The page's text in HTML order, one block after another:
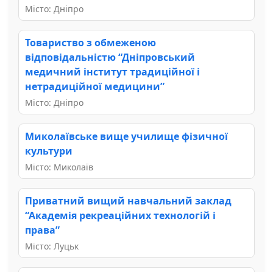
Місто: Дніпро
Товариство з обмеженою
відповідальністю “Дніпровський
медичний інститут традиційної і
нетрадиційної медицини”
Місто: Дніпро
Миколаївське вище училище фізичної
культури
Місто: Миколаїв
Приватний вищий навчальний заклад
“Академія рекреаційних технологій і
права”
Місто: Луцьк